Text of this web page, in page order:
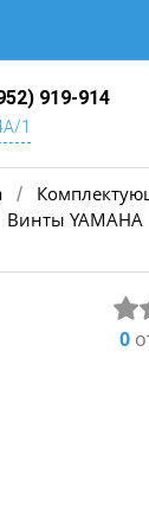
919-914
1
/
Винты YAMAHA
0